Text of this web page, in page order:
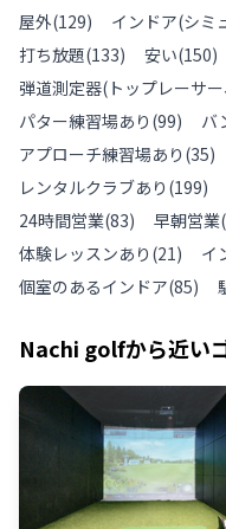
屋外(129) インドア(シミ
打ち放題(133) 安い(150)
弾道測定器(トップレーサ
パター練習場あり (99) バ
アプローチ練習場あり (35)
レンタルクラブあり (199)
24時間営業(83) 早朝営業(
体験レッスンあり (21) イ
個室のあるインドア(85)
Nachi golfから近い